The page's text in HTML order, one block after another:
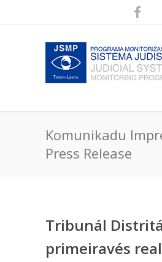
Komunikadu
Press Release
Tribunál
primeiravés